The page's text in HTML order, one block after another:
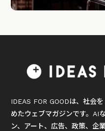
IDEAS FOR GOODは、社会
めたウェブマガジンです。AI
ン、アート、広告、政策、企